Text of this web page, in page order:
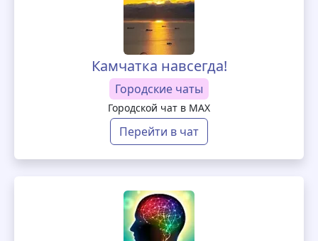
Камчатка навсегда!
Городские чаты
Городской чат в MAX
Перейти в чат